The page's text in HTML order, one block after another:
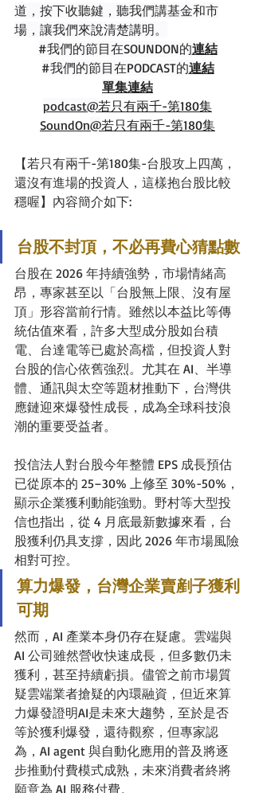
道，按下收聽鍵，聽我們講基金和市
場，讓我們來說清楚講明。
#我們的節目在SOUNDON的連結
#我們的節目在PODCAST的連結
單集連結
podcast@若只有兩千-第180集
SoundOn@若只有兩千-第180集
【若只有兩千-第180集-台股攻上四萬，
還沒有進場的投資人，這樣抱台股比較
穩喔】內容簡介如下:
台股不封頂，不必再費心猜點數
台股在 2026 年持續強勢，市場情緒高
昂，專家甚至以「台股無上限、沒有屋
頂」形容當前行情。雖然以本益比等傳
統估值來看，許多大型成分股如台積
電、台達電等已處於高檔，但投資人對
台股的信心依舊強烈。尤其在 AI、半導
體、通訊與太空等題材推動下，台灣供
應鏈迎來爆發性成長，成為全球科技浪
潮的重要受益者。
投信法人對台股今年整體 EPS 成長預估
已從原本的 25–30% 上修至 30%-50%，
顯示企業獲利動能強勁。野村等大型投
信也指出，從 4 月底最新數據來看，台
股獲利仍具支撐，因此 2026 年市場風險
相對可控。
算力爆發，台灣企業賣剷子獲利
可期
然而，AI 產業本身仍存在疑慮。雲端與
AI 公司雖然營收快速成長，但多數仍未
獲利，甚至持續虧損。儘管之前市場質
疑雲端業者搶疑的內環融資，但近來算
力爆發證明AI是未來大趨勢，至於是否
等於獲利爆發，還待觀察，但專家認
為，AI agent 與自動化應用的普及將逐
步推動付費模式成熟，未來消費者終將
願意為 AI 服務付費。